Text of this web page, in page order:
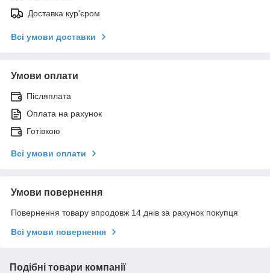
Доставка кур'єром
Всі умови доставки
Умови оплати
Післяплата
Оплата на рахунок
Готівкою
Всі умови оплати
Умови повернення
Повернення товару впродовж 14 днів за рахунок покупця
Всі умови повернення
Подібні товари компанії